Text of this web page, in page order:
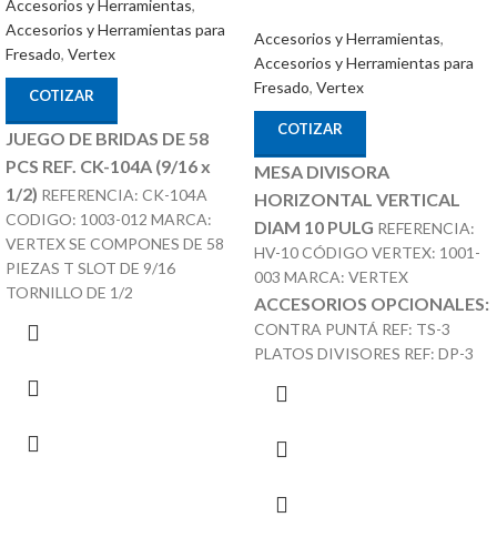
Accesorios y Herramientas,
Accesorios y Herramientas para
Fresado, Vertex
COTIZAR
JUEGO DE BRIDAS DE 58
PCS REF. CK-104A (9/16 x
1/2) REFERENCIA: CK-104A
CODIGO: 1003-012 MARCA:
VERTEX SE COMPONES DE 58
PIEZAS T SLOT DE 9/16
TORNILLO DE 1/2
Accesorios y Herramientas,
Accesorios y Herramientas para
Fresado, Vertex
COTIZAR
MESA DIVISORA
HORIZONTAL VERTICAL
DIAM 10 PULG REFERENCIA:
HV-10 CÓDIGO VERTEX: 1001-
003 MARCA: VERTEX
ACCESORIOS OPCIONALES:
CONTRA PUNTÁ REF: TS-3
PLATOS DIVISORES REF: DP-3